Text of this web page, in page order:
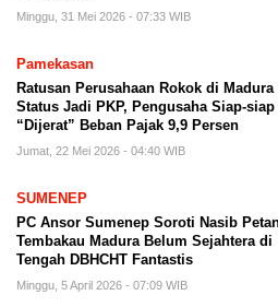
Minggu, 31 Mei 2026 - 07:33 WIB
Pamekasan
Ratusan Perusahaan Rokok di Madura
Status Jadi PKP, Pengusaha Siap-siap
“Dijerat” Beban Pajak 9,9 Persen
Jumat, 22 Mei 2026 - 04:40 WIB
SUMENEP
PC Ansor Sumenep Soroti Nasib
Tembakau Madura Belum Sejahtera di
Tengah DBHCHT Fantastis
Minggu, 5 April 2026 - 07:09 WIB